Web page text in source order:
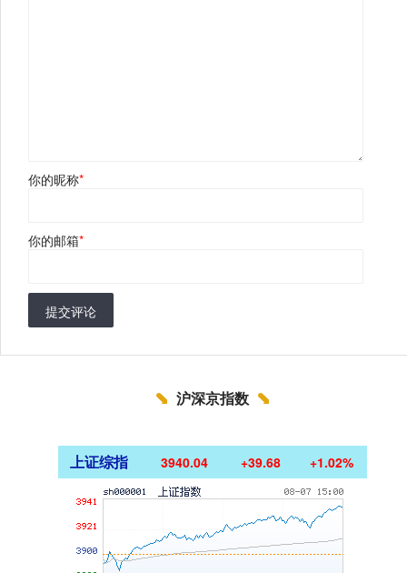
你的昵称*
你的邮箱*
提交评论
沪深京指数
上证综指 3940.04 +39.68 +1.02%